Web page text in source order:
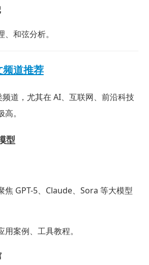
、和弦分析。
道推荐
道，尤其在 AI、互联网、前沿科技
。
型
焦 GPT-5、Claude、Sora 等大模型
用案例、工具教程。